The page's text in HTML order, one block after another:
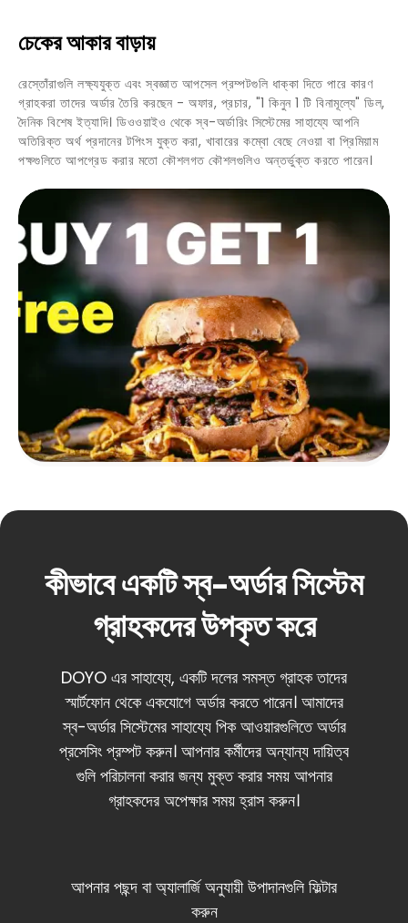
চেকের আকার বাড়ায়
রেস্তোঁরাগুলি লক্ষ্যযুক্ত এবং স্বজ্ঞাত আপসেল প্রম্পটগুলি ধাক্কা দিতে পারে কারণ
গ্রাহকরা তাদের অর্ডার তৈরি করছেন - অফার, প্রচার, "1 কিনুন 1 টি বিনামূল্যে" ডিল,
দৈনিক বিশেষ ইত্যাদি। ডিওওয়াইও থেকে স্ব-অর্ডারিং সিস্টেমের সাহায্যে আপনি
অতিরিক্ত অর্থ প্রদানের টপিংস যুক্ত করা, খাবারের কম্বো বেছে নেওয়া বা প্রিমিয়াম
পক্ষগুলিতে আপগ্রেড করার মতো কৌশলগত কৌশলগুলিও অন্তর্ভুক্ত করতে পারেন।
কীভাবে একটি স্ব-অর্ডার সিস্টেম
গ্রাহকদের উপকৃত করে
DOYO এর সাহায্যে, একটি দলের সমস্ত গ্রাহক তাদের
স্মার্টফোন থেকে একযোগে অর্ডার করতে পারেন। আমাদের
স্ব-অর্ডার সিস্টেমের সাহায্যে পিক আওয়ারগুলিতে অর্ডার
প্রসেসিং প্রম্পট করুন। আপনার কর্মীদের অন্যান্য দায়িত্ব
গুলি পরিচালনা করার জন্য মুক্ত করার সময় আপনার
গ্রাহকদের অপেক্ষার সময় হ্রাস করুন।
আপনার পছন্দ বা অ্যালার্জি অনুযায়ী উপাদানগুলি ফিল্টার
করুন